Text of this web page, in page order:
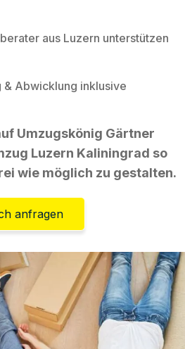
aus Luzern unterstützen
& Abwicklung inklusive
Umzugskönig Gärtner
Luzern Kaliningrad so
wie möglich zu gestalten.
anfragen